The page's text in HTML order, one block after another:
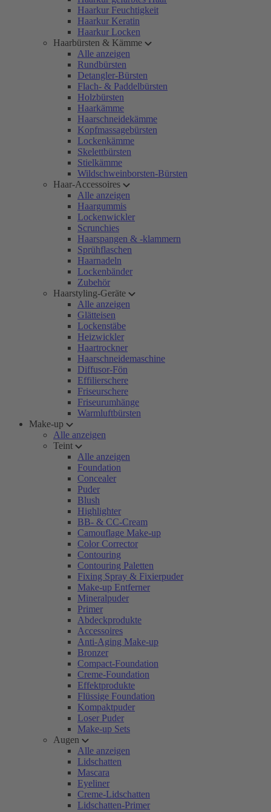
Haarkur Feuchtigkeit
Haarkur Keratin
Haarkur Locken
Haarbürsten & Kämme
Alle anzeigen
Rundbürsten
Detangler-Bürsten
Flach- & Paddelbürsten
Holzbürsten
Haarkämme
Haarschneidekämme
Kopfmassagebürsten
Lockenkämme
Skelettbürsten
Stielkämme
Wildschweinborsten-Bürsten
Haar-Accessoires
Alle anzeigen
Haargummis
Lockenwickler
Scrunchies
Haarspangen & -klammern
Sprühflaschen
Haarnadeln
Lockenbänder
Zubehör
Haarstyling-Geräte
Alle anzeigen
Glätteisen
Lockenstäbe
Heizwickler
Haartrockner
Haarschneidemaschine
Diffusor-Fön
Effilierschere
Friseurschere
Friseurumhänge
Warmluftbürsten
Make-up
Alle anzeigen
Teint
Alle anzeigen
Foundation
Concealer
Puder
Blush
Highlighter
BB- & CC-Cream
Camouflage Make-up
Color Corrector
Contouring
Contouring Paletten
Fixing Spray & Fixierpuder
Make-up Entferner
Mineralpuder
Primer
Abdeckprodukte
Accessoires
Anti-Aging Make-up
Bronzer
Compact-Foundation
Creme-Foundation
Effektprodukte
Flüssige Foundation
Kompaktpuder
Loser Puder
Make-up Sets
Augen
Alle anzeigen
Lidschatten
Mascara
Eyeliner
Creme-Lidschatten
Lidschatten-Primer